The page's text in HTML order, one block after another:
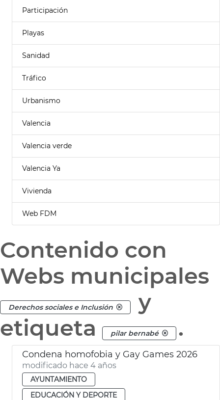
Participación
Playas
Sanidad
Tráfico
Urbanismo
Valencia
Valencia verde
Valencia Ya
Vivienda
Web FDM
Contenido con
Webs municipales
Derechos sociales e Inclusión
y
etiqueta
pilar bernabé .
Condena homofobia y Gay Games 2026
modificado hace 4 años
AYUNTAMIENTO
EDUCACIÓN Y DEPORTE